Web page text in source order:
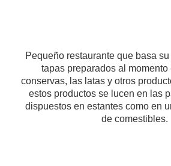
Pequeño restaurante que basa
tapas preparados al momento
conservas, las latas y otros
estos productos se lucen en las
dispuestos en estantes como en
de comestibles.